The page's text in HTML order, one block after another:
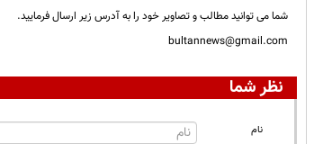
شما می توانید مطالب و تصاویر خود را به آدرس زیر ارسال فرمایید.
bultannews@gmail.com
نظر شما
نام